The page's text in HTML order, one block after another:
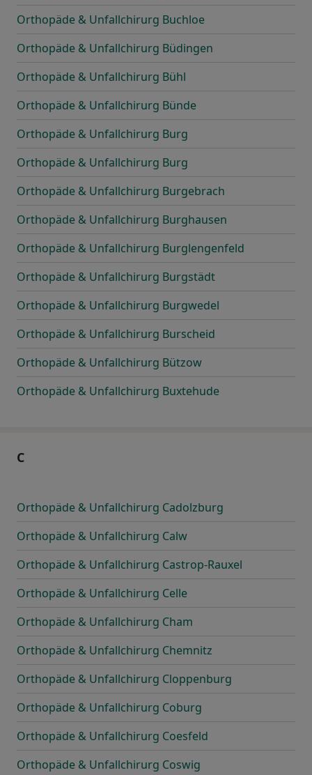
Orthopäde & Unfallchirurg Buchloe
Orthopäde & Unfallchirurg Büdingen
Orthopäde & Unfallchirurg Bühl
Orthopäde & Unfallchirurg Bünde
Orthopäde & Unfallchirurg Burg
Orthopäde & Unfallchirurg Burg
Orthopäde & Unfallchirurg Burgebrach
Orthopäde & Unfallchirurg Burghausen
Orthopäde & Unfallchirurg Burglengenfeld
Orthopäde & Unfallchirurg Burgstädt
Orthopäde & Unfallchirurg Burgwedel
Orthopäde & Unfallchirurg Burscheid
Orthopäde & Unfallchirurg Bützow
Orthopäde & Unfallchirurg Buxtehude
C
Orthopäde & Unfallchirurg Cadolzburg
Orthopäde & Unfallchirurg Calw
Orthopäde & Unfallchirurg Castrop-Rauxel
Orthopäde & Unfallchirurg Celle
Orthopäde & Unfallchirurg Cham
Orthopäde & Unfallchirurg Chemnitz
Orthopäde & Unfallchirurg Cloppenburg
Orthopäde & Unfallchirurg Coburg
Orthopäde & Unfallchirurg Coesfeld
Orthopäde & Unfallchirurg Coswig